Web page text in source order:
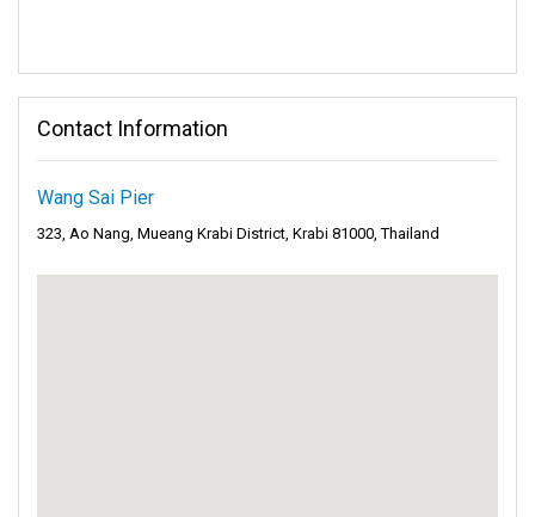
Contact Information
Wang Sai Pier
323, Ao Nang, Mueang Krabi District, Krabi 81000, Thailand